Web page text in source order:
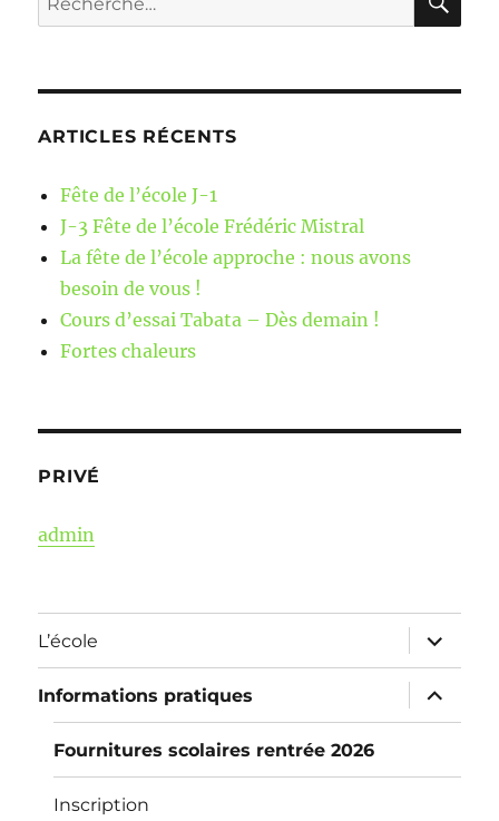
pour :
ARTICLES RÉCENTS
Fête de l’école J-1
J-3 Fête de l’école Frédéric Mistral
La fête de l’école approche : nous avons
besoin de vous !
Cours d’essai Tabata – Dès demain !
Fortes chaleurs
PRIVÉ
admin
L’école
ouvrir
le
sous-
menu
Informations pratiques
ouvrir
le
sous-
Fournitures scolaires rentrée 2026
Inscription